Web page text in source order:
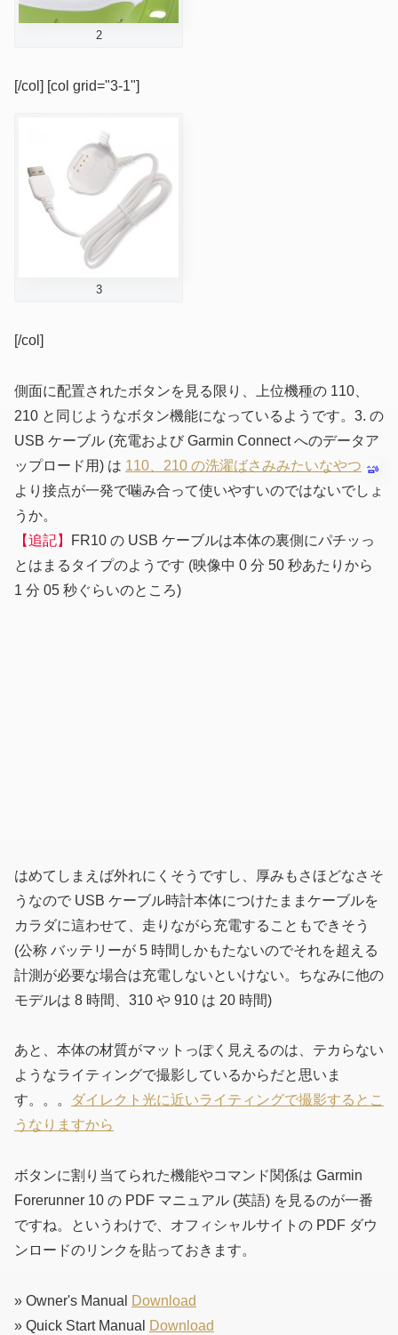
2
[/col] [col grid="3-1"]
3
[/col]
側面に配置されたボタンを見る限り、上位機種の 110、
210 と同じようなボタン機能になっているようです。3. の
USB ケーブル (充電および Garmin Connect へのデータア
ップロード用) は 110、210 の洗濯ばさみみたいなやつ
より接点が一発で噛み合って使いやすいのではないでしょ
うか。
【追記】
FR10 の USB ケーブルは本体の裏側にパチッっ
とはまるタイプのようです (映像中 0 分 50 秒あたりから
1 分 05 秒ぐらいのところ)
はめてしまえば外れにくそうですし、厚みもさほどなさそ
うなので USB ケーブル時計本体につけたままケーブルを
カラダに這わせて、走りながら充電することもできそう
(公称 バッテリーが 5 時間しかもたないのでそれを超える
計測が必要な場合は充電しないといけない。ちなみに他の
モデルは 8 時間、310 や 910 は 20 時間)
あと、本体の材質がマットっぽく見えるのは、テカらない
ようなライティングで撮影しているからだと思いま
す。。。
ダイレクト光に近いライティングで撮影するとこ
うなりますから
ボタンに割り当てられた機能やコマンド関係は Garmin
Forerunner 10 の PDF マニュアル (英語) を見るのが一番
ですね。というわけで、オフィシャルサイトの PDF ダウ
ンロードのリンクを貼っておきます。
» Owner's Manual
Download
» Quick Start Manual
Download